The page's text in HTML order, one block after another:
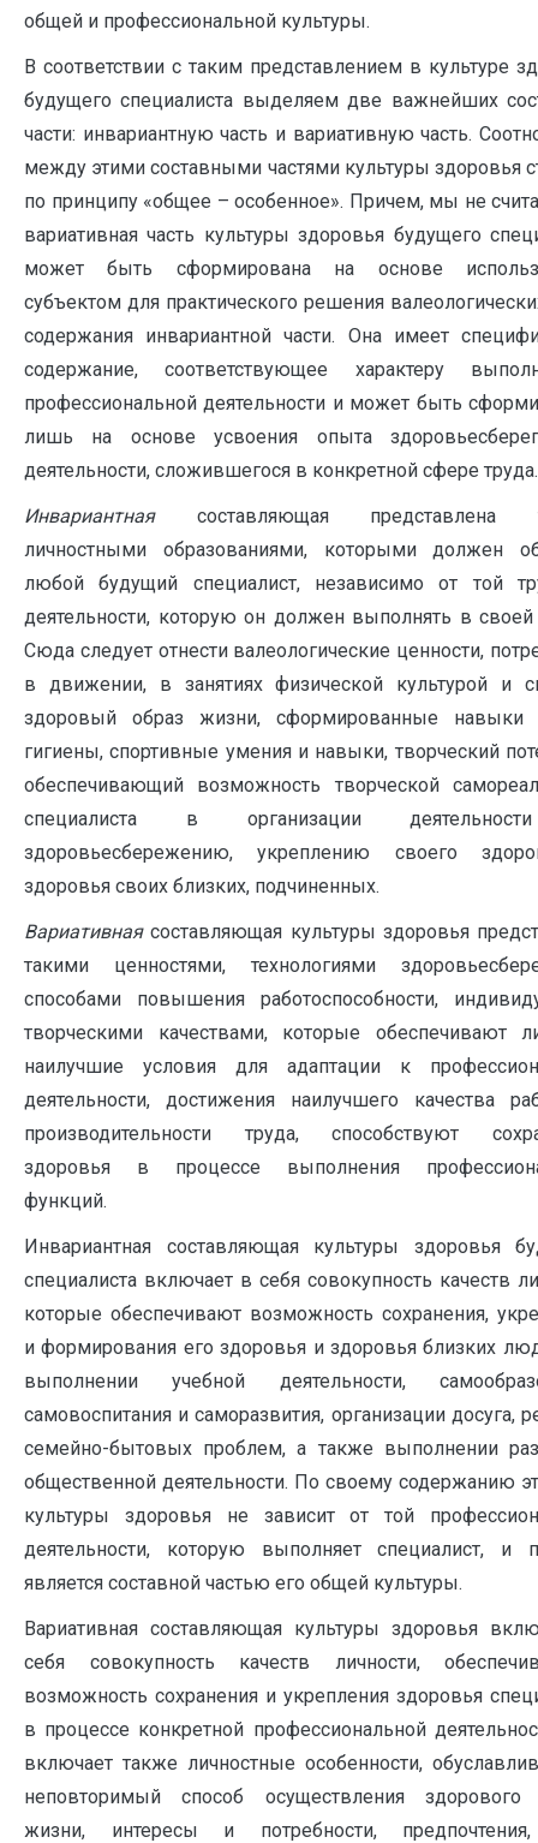
общей и профессиональной культуры.
В соответствии с таким представлением в культуре
будущего специалиста выделяем две важнейших
части: инвариантную часть и вариативную часть.
между этими составными частями культуры здоровья
по принципу «общее – особенное». Причем, мы не
вариативная часть культуры здоровья будущего
может быть сформирована на основе
субъектом для практического решения
содержания инвариантной части. Она имеет
содержание, соответствующее характеру
профессиональной деятельности и может быть
лишь на основе усвоения опыта
деятельности, сложившегося в конкретной сфере труда.
Инвариантнаясоставляющая представлена
личностными образованиями, которыми должен
любой будущий специалист, независимо от той
деятельности, которую он должен выполнять в
Сюда следует отнести валеологические ценности,
в движении, в занятиях физической культурой и
здоровый образ жизни, сформированные навыки
гигиены, спортивные умения и навыки, творческий
обеспечивающий возможность творческой
специалиста в организации
здоровьесбережению, укреплению своего
здоровья своих близких, подчиненных.
Вариативнаясоставляющая культуры здоровья
такими ценностями, технологиями
способами повышения работоспособности,
творческими качествами, которые обеспечивают
наилучшие условия для адаптации к
деятельности, достижения наилучшего качества
производительности труда, способствуют
здоровья в процессе выполнения
функций.
Инвариантная составляющая культуры здоровья
специалиста включает в себя совокупность качеств
которые обеспечивают возможность сохранения,
и формирования его здоровья и здоровья близких
выполнении учебной деятельности,
самовоспитания и саморазвития, организации досуга,
семейно-бытовых проблем, а также выполнении
общественной деятельности. По своему содержанию
культуры здоровья не зависит от той
деятельности, которую выполняет специалист, и
является составной частью его общей культуры.
Вариативная составляющая культуры здоровья
себя совокупность качеств личности,
возможность сохранения и укрепления здоровья
в процессе конкретной профессиональной
включает также личностные особенности,
неповторимый способ осуществления здорового
жизни, интересы и потребности,